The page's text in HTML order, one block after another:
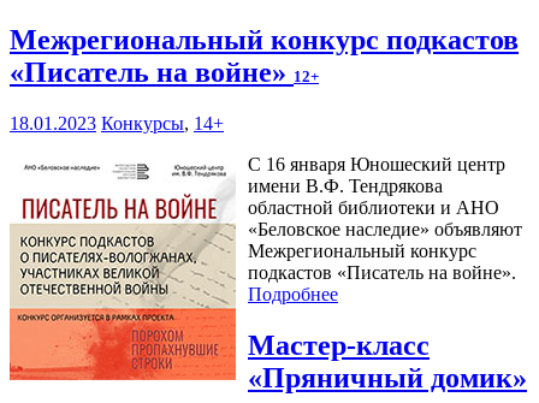
Межрегиональный конкурс подкастов
«Писатель на войне» 12+
18.01.2023 Конкурсы, 14+
С 16 января Юношеский центр
имени В.Ф. Тендрякова
областной библиотеки и АНО
«Беловское наследие» объявляют
Межрегиональный конкурс
подкастов «Писатель на войне».
Подробнее
Мастер-класс
«Пряничный домик»